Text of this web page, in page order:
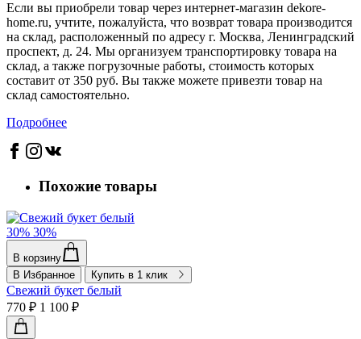
Если вы приобрели товар через интернет-магазин dekore-
home.ru, учтите, пожалуйста, что возврат товара производится
на склад, расположенный по адресу г. Москва, Ленинградский
проспект, д. 24. Мы организуем транспортировку товара на
склад, а также погрузочные работы, стоимость которых
составит от 350 руб. Вы также можете привезти товар на
склад самостоятельно.
Подробнее
Похожие товары
30% 30%
В корзину
В Избранное
Купить в 1 клик
Свежий букет белый
770 ₽ 1 100 ₽